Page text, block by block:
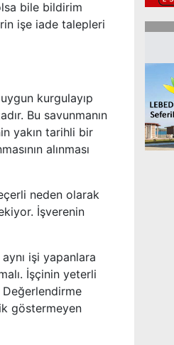
bile bildirim
işe iade talepleri
kurgulayıp
Bu savunmanın
yakın tarihli bir
alınması
neden olarak
İşverenin
işi yapanlara
İşçinin yeterli
Değerlendirme
göstermeyen